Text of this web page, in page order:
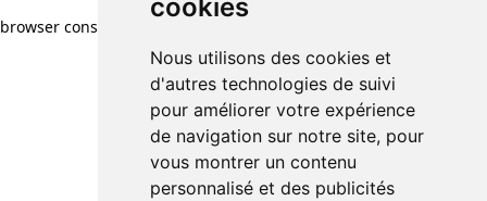
cookies
Nous utilisons des cookies et
d'autres technologies de suivi
pour améliorer votre expérience
de navigation sur notre site, pour
vous montrer un contenu
personnalisé et des publicités
browser console for more information)